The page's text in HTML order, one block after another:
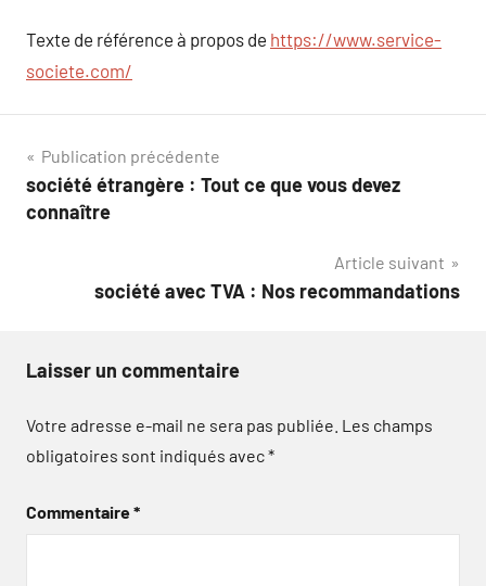
Texte de référence à propos de https://www.service-
societe.com/
Navigation
de
Publication précédente
société étrangère : Tout ce que vous devez
connaître
Article suivant
société avec TVA : Nos recommandations
Laisser un commentaire
Votre adresse e-mail ne sera pas publiée. Les champs
obligatoires sont indiqués avec*
Commentaire*